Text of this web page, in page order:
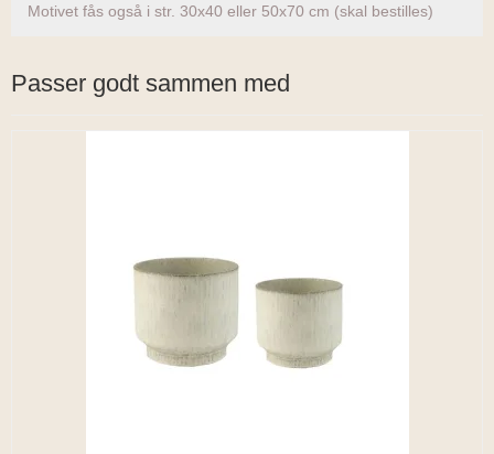
Motivet fås også i str. 30x40 eller 50x70 cm (skal bestilles)
Passer godt sammen med